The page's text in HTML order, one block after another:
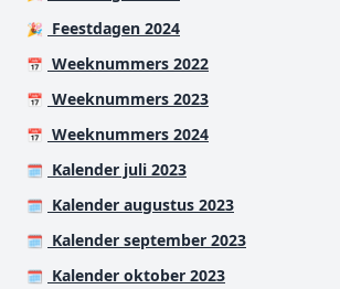
🎉 Feestdagen 2024
📅 Weeknummers 2022
📅 Weeknummers 2023
📅 Weeknummers 2024
🗓️ Kalender juli 2023
🗓️ Kalender augustus 2023
🗓️ Kalender september 2023
🗓️ Kalender oktober 2023